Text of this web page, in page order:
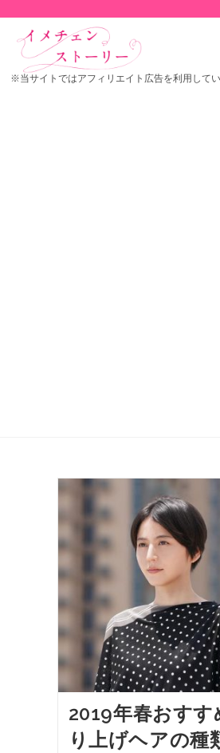
※当サイトではアフィリエイト広告を利用して
2019年春おすす
り上げヘアの種